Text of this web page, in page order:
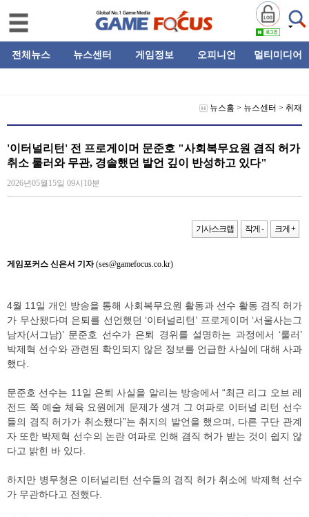
전체뉴스 뉴스센터 게임정보 오피니언 멀티미디어
뉴스홈 > 뉴스센터 > 취재
'이터널리턴' 전 프로게이머 문준호 "사회복무요원 겸직 허가
취소 룰러와 무관, 경솔했던 발언 깊이 반성하고 있다"
2026년05월15일 09시10분
기사스크랩 작게 - 크게 +
게임포커스 신은서 기자(ses@gamefocus.co.kr)
4월 11일 개인 방송을 통해 사회복무요원 활동과 선수 활동 겸직 허가
가 무산됐다며 은퇴를 선언했던 ‘이터널리턴’ 프로게이머 ‘서울사는그
남자(서그남)’ 문준호 선수가 은퇴 경위를 설명하는 과정에서 ‘룰러’
박제혁 선수와 관련된 확인되지 않은 정보를 언급한 사실에 대해 사과
했다.
문준호 선수는 11일 은퇴 사실을 알리는 방송에서 “최근 리그 오브 레
전드 쪽 예술 체육 요원에게 문제가 생겨 그 여파로 이터널 리턴 선수
들의 겸직 허가가 취소됐다”는 취지의 발언을 했으며, 다른 구단 관계
자 또한 박제혁 선수의 논란 여파로 인해 겸직 허가 받는 것이 쉽지 않
다고 밝힌 바 있다.
하지만 병무청은 이터널리턴 선수들의 겸직 허가 취소에 박제혁 선수
가 무관하다고 전했다.